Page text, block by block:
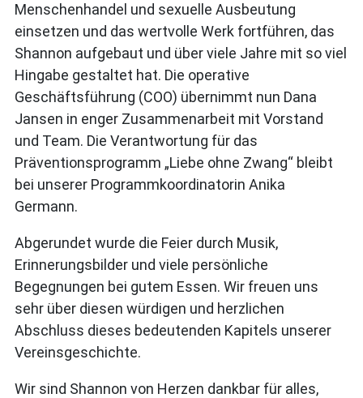
Menschenhandel und sexuelle Ausbeutung
einsetzen und das wertvolle Werk fortführen, das
Shannon aufgebaut und über viele Jahre mit so viel
Hingabe gestaltet hat. Die operative
Geschäftsführung (COO) übernimmt nun Dana
Jansen in enger Zusammenarbeit mit Vorstand
und Team. Die Verantwortung für das
Präventionsprogramm „Liebe ohne Zwang“ bleibt
bei unserer Programmkoordinatorin Anika
Germann.
Abgerundet wurde die Feier durch Musik,
Erinnerungsbilder und viele persönliche
Begegnungen bei gutem Essen. Wir freuen uns
sehr über diesen würdigen und herzlichen
Abschluss dieses bedeutenden Kapitels unserer
Vereinsgeschichte.
Wir sind Shannon von Herzen dankbar für alles,